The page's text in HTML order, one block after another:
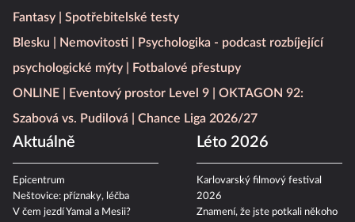
Fantasy
Spotřebitelské testy
Blesku
Nemovitosti
Psychologika - podcast rozbíjející
psychologické mýty
Fotbalové přestupy
ONLINE
Eventový prostor Level 9
OKTAGON 92:
Szabová vs. Pudilová
Chance Liga 2026/27
Aktuálně
Epicentrum
Neštovice: příznaky, léčba
V čem jezdí Yamal a Mesii?
Léto 2026
Karlovarský filmový festival
2026
Znamení, že jste potkali někoho